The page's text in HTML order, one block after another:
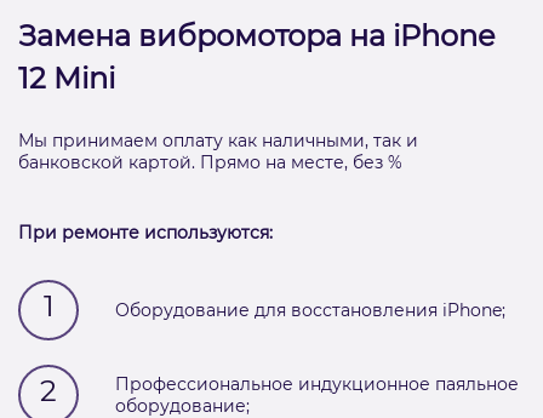
Замена вибромотора на iPhone
12 Mini
Мы принимаем оплату как наличными, так и
банковской картой. Прямо на месте, без %
При ремонте используются:
1 Оборудование для восстановления iPhone;
2
Профессиональное индукционное паяльное
оборудование;